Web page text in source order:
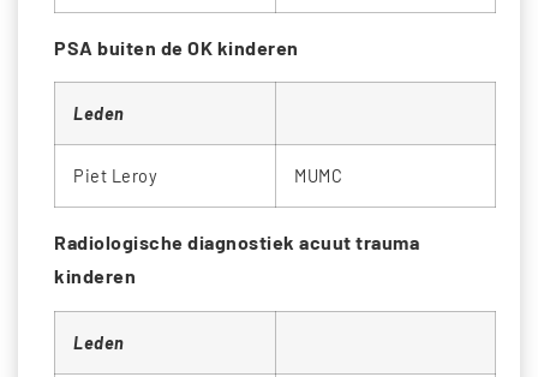
PSA buiten de OK kinderen
Leden
Piet Leroy MUMC
Radiologische diagnostiek acuut trauma
kinderen
Leden